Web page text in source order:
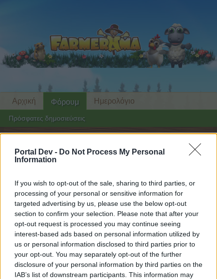
Portal Dev - Do Not Process My Personal
Information
If you wish to opt-out of the sale, sharing to third parties, or
processing of your personal or sensitive information for
targeted advertising by us, please use the below opt-out
section to confirm your selection. Please note that after your
opt-out request is processed you may continue seeing
interest-based ads based on personal information utilized by
us or personal information disclosed to third parties prior to
your opt-out. You may separately opt-out of the further
disclosure of your personal information by third parties on the
IAB’s list of downstream participants. This information may
Mini-Event Προσφορά πακέτου Μύλου
Αγαπητέ αναγνώστη και αναγνώστρια του
φόρουμ,
αν θέλεις να συμμετέχεις ενεργά στις συζητήσεις
του φόρουμ ή να δημιουργείς τα δικά σου θέματα,
θα πρέπει πρώτα να συνδεθείς στο παιχνίδι. Αν
δεν έχεις ήδη λογαριασμό παιχνιδιού, κάνε
εγγραφή. Ανυπομονούμε να σε καλωσορίσουμε
στην ομάδα μας στο φόρουμ!„ΣΤΟ ΠΑΙΧΝΙΔΙ!“
Αρχική Φόρουμ
Πρόσφατες δημοσιεύσεις
Ημερολόγιο